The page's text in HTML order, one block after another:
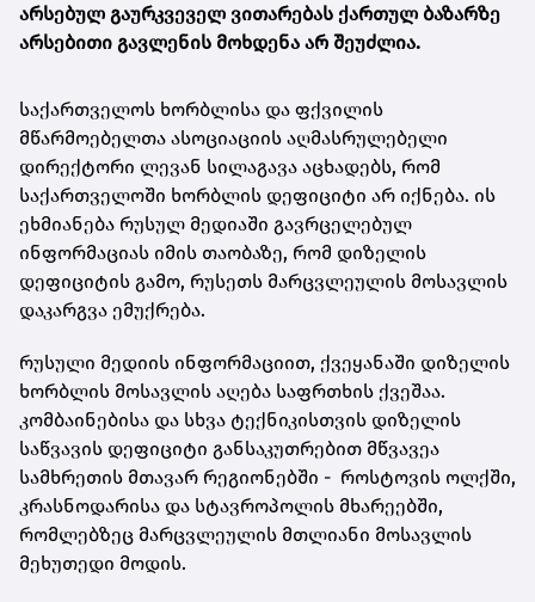
არსებულ გაურკვეველ ვითარებას ქართულ ბაზარზე
არსებითი გავლენის მოხდენა არ შეუძლია.
საქართველოს ხორბლისა და ფქვილის
მწარმოებელთა ასოციაციის აღმასრულებელი
დირექტორი ლევან სილაგავა აცხადებს, რომ
საქართველოში ხორბლის დეფიციტი არ იქნება. ის
ეხმიანება რუსულ მედიაში გავრცელებულ
ინფორმაციას იმის თაობაზე, რომ დიზელის
დეფიციტის გამო, რუსეთს მარცვლეულის მოსავლის
დაკარგვა ემუქრება.
რუსული მედიის ინფორმაციით, ქვეყანაში დიზელის
ხორბლის მოსავლის აღება საფრთხის ქვეშაა.
კომბაინებისა და სხვა ტექნიკისთვის დიზელის
საწვავის დეფიციტი განსაკუთრებით მწვავეა
სამხრეთის მთავარ რეგიონებში - როსტოვის ოლქში,
კრასნოდარისა და სტავროპოლის მხარეებში,
რომლებზეც მარცვლეულის მთლიანი მოსავლის
მეხუთედი მოდის.